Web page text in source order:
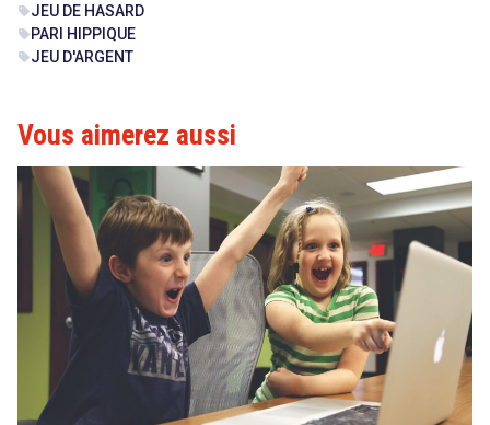
sellJEU DE HASARD
sell PARI HIPPIQUE
sellJEU D'ARGENT
Vous aimerez aussi